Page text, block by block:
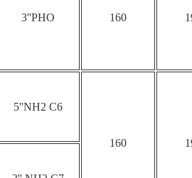
3''PHO 160
5''NH2 C6
160